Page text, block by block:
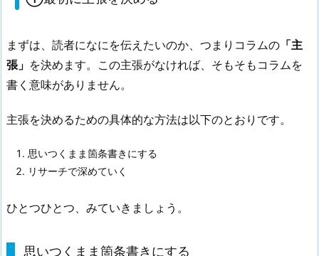
問
い
か
る
3.
③
を
っ
まずは、読者になにを伝えたいのか、つまりコラムの 「主
張」 を決めます。この主張がなければ、そもそもコラムを
書く意味がありません。
主張を決めるための具体的な方法は以下のとおりです。
思いつくまま箇条書きにする
リサーチで深めていく
ひとつひとつ、みていきましょう。
思いつくまま箇条書きにする